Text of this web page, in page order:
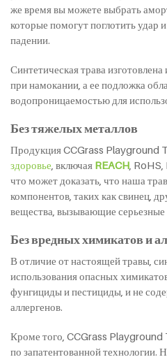
же время вы можете выбрать
которые помогут поглотить
падении.
Синтетическая трава изготовлена
при намокании, а ее подложка
водопроницаемостью для
Без тяжелых металлов
Продукция CCGrass Playground
здоровье , включая REACH ,
что может доказать, что наша
компонентов, таких как свинец,
вещества, вызывающие серьезные
Без вредных химикатов и
В отличие от настоящей травы,
использования опасных
фунгициды и пестициды, и не
аллергенов.
Кроме того, CCGrass Playground
по запатентованной технологии.